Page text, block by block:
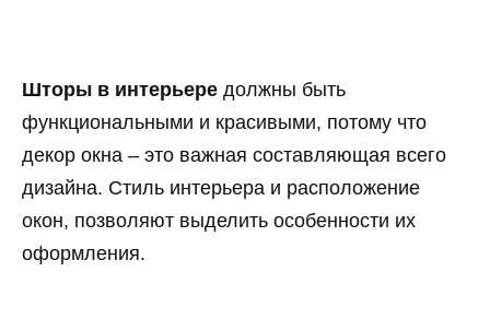
Шторы в интерьере должны быть
функциональными и красивыми, потому что
декор окна – это важная составляющая всего
дизайна. Стиль интерьера и расположение
окон, позволяют выделить особенности их
оформления.